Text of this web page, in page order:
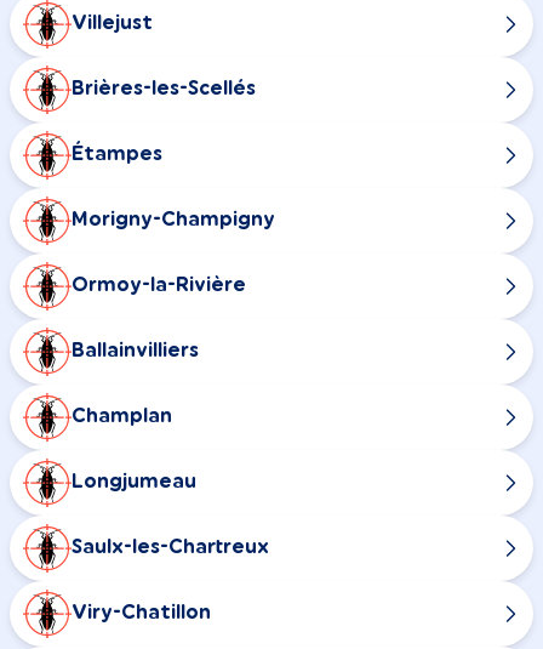
Villejust
Brières-les-Scellés
Étampes
Morigny-Champigny
Ormoy-la-Rivière
Ballainvilliers
Champlan
Longjumeau
Saulx-les-Chartreux
Viry-Chatillon